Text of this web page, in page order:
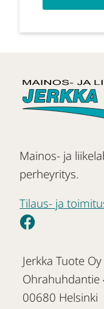
Mainos- ja
perheyritys.
Tilaus- ja
Jerkka Tuote Oy
Ohrahuhdantie
00680 Helsinki